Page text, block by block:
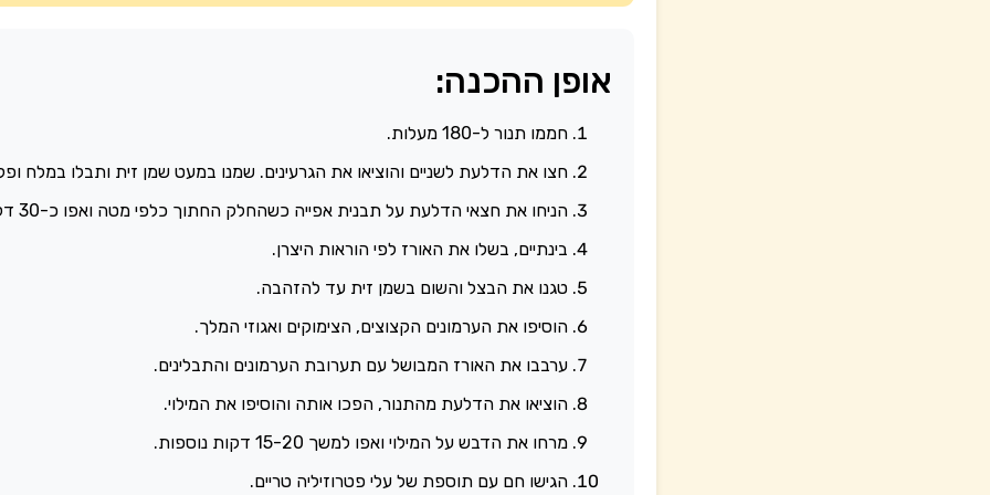
אופן ההכנה:
חממו תנור ל-180 מעלות.
חצו את הדלעת לשניים והוציאו את הגרעינים. שמנו במעט שמן זית ותבלו במלח
הניחו את חצאי הדלעת על תבנית אפייה כשהחלק החתוך כלפי מטה ואפו כ-30 דקות.
בינתיים, בשלו את האורז לפי הוראות היצרן.
טגנו את הבצל והשום בשמן זית עד להזהבה.
הוסיפו את הערמונים הקצוצים, הצימוקים ואגוזי המלך.
ערבבו את האורז המבושל עם תערובת הערמונים והתבלינים.
הוציאו את הדלעת מהתנור, הפכו אותה והוסיפו את המילוי.
מרחו את הדבש על המילוי ואפו למשך 15-20 דקות נוספות.
הגישו חם עם תוספת של עלי פטרוזיליה טריים.